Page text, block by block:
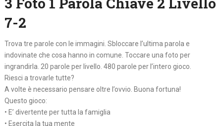
7-2
Trova tre parole con le immagini. Sbloccare l’ultima parola e
indovinate che cosa hanno in comune. Toccare una foto per
ingrandirla. 20 parole per livello. 480 parole per l’intero gioco.
Riesci a trovarle tutte?
A volte è necessario pensare oltre l’ovvio. Buona fortuna!
Questo gioco:
• E’ divertente per tutta la famiglia
• Esercita la tua mente